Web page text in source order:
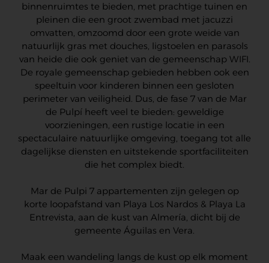
binnenruimtes te bieden, met prachtige tuinen en
pleinen die een groot zwembad met jacuzzi
omvatten, omzoomd door een grote weide van
natuurlijk gras met douches, ligstoelen en parasols
van heide die ook geniet van de gemeenschap WIFI.
De royale gemeenschap gebieden hebben ook een
speeltuin voor kinderen binnen een gesloten
perimeter van veiligheid. Dus, de fase 7 van de Mar
de Pulpí heeft veel te bieden: geweldige
voorzieningen, een rustige locatie in een
spectaculaire natuurlijke omgeving, toegang tot alle
dagelijkse diensten en uitstekende sportfaciliteiten
die het complex biedt.
Mar de Pulpi 7 appartementen zijn gelegen op
korte loopafstand van Playa Los Nardos & Playa La
Entrevista, aan de kust van Almería, dicht bij de
gemeente Águilas en Vera.
Maak een wandeling langs de kust op elk moment